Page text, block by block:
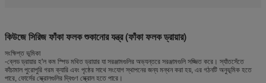
কিউজে সিরিজ ফাঁকা ফলক শুকানোর যন্ত্র (ফাঁকা ফলক ড্রায়ার)
সংক্ষিপ্ত ভূমিকা
-ব্লেড ড্রায়ার হ'ল কম স্পিড মথিত ড্রায়ার যা সরঞ্জামগুলির অভ্যন্তরে সরঞ্জামগুলি সজ্জিত করে। স্যাঁতসেঁতে
কাঁচামাল পুরোপুরি গরম ক্যারি এবং পৃষ্ঠের সাথে সংযোগ স্থাপনের জন্য মন্থন করা হয়, এর গঠনটি অনুভূমিক হতে
পারে, ফোর্সের স্ক্রোলগুলির দ্বিগুণ স্ক্রোল হতে পারে।